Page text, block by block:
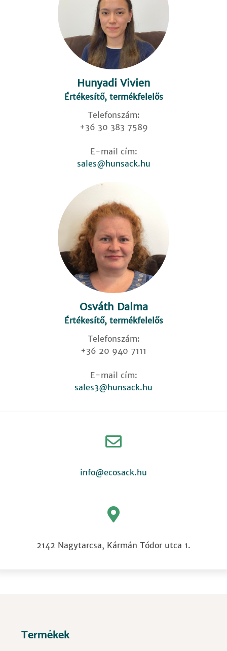
Hunyadi Vivien
Értékesítő, termékfelelős
Telefonszám:
+36 30 383 7589
E-mail cím:
sales@hunsack.hu
Osváth Dalma
Értékesítő, termékfelelős
Telefonszám:
+36 20 940 7111
E-mail cím:
sales3@hunsack.hu
info@ecosack.hu
2142 Nagytarcsa, Kármán Tódor utca 1.
Termékek